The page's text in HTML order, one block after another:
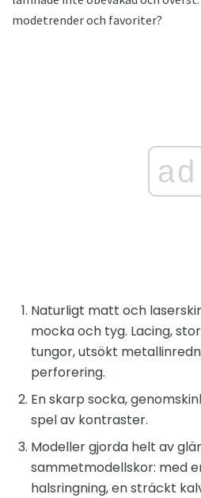
modetrender och favoriter?
ad
Naturligt matt och
mocka och tyg. Lacing,
tungor, utsökt
perforering.
En skarp socka,
spel av kontraster.
Modeller gjorda helt av
sammetmodellskor: med
halsringning, en sträckt